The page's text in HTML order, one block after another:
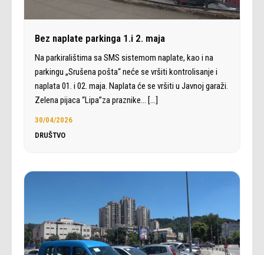
Bez naplate parkinga 1.i 2. maja
Na parkiralištima sa SMS sistemom naplate, kao i na
parkingu „Srušena pošta“ neće se vršiti kontrolisanje i
naplata 01. i 02. maja. Naplata će se vršiti u Javnoj garaži.
Zelena pijaca “Lipa”za praznike… […]
30/04/2026
DRUŠTVO